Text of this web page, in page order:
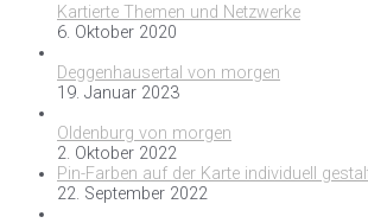
Kartierte Themen und Netzwerke
6. Oktober 2020
Deggenhausertal von morgen
19. Januar 2023
Oldenburg von morgen
2. Oktober 2022
Pin-Farben auf der Karte individuell
22. September 2022